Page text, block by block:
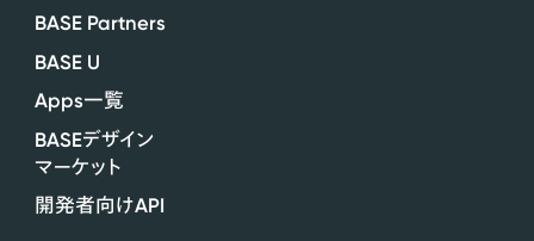
BASE Partners
BASE U
Apps一覧
BASEデザイン
マーケット
開発者向けAPI